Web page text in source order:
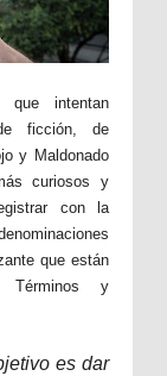
que intentan
ficción, de
y Maldonado
curiosos y
con la
que están
Términos y
es dar